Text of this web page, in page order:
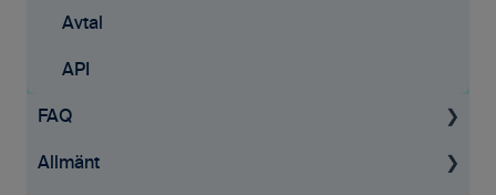
Avtal
API
FAQ
Projekt
Allmänt